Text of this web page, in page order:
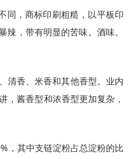
同，商标印刷粗糙，以平板印
，带有明显的苦味。酒味。
清香、米香和其他香型。业内
，酱香型和浓香型更加复杂，
，其中支链淀粉占总淀粉的比